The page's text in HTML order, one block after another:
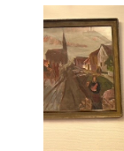
ริ
ก
า
ร
/
ง